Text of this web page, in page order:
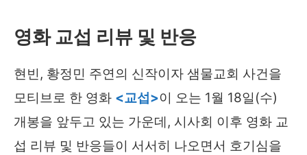
영화 교섭 리뷰 및 반응
현빈, 황정민 주연의 신작이자 샘물교회 사건을
모티브로 한 영화 <교섭>이 오는 1월 18일(수)
개봉을 앞두고 있는 가운데, 시사회 이후 영화 교
섭 리뷰 및 반응들이 서서히 나오면서 호기심을